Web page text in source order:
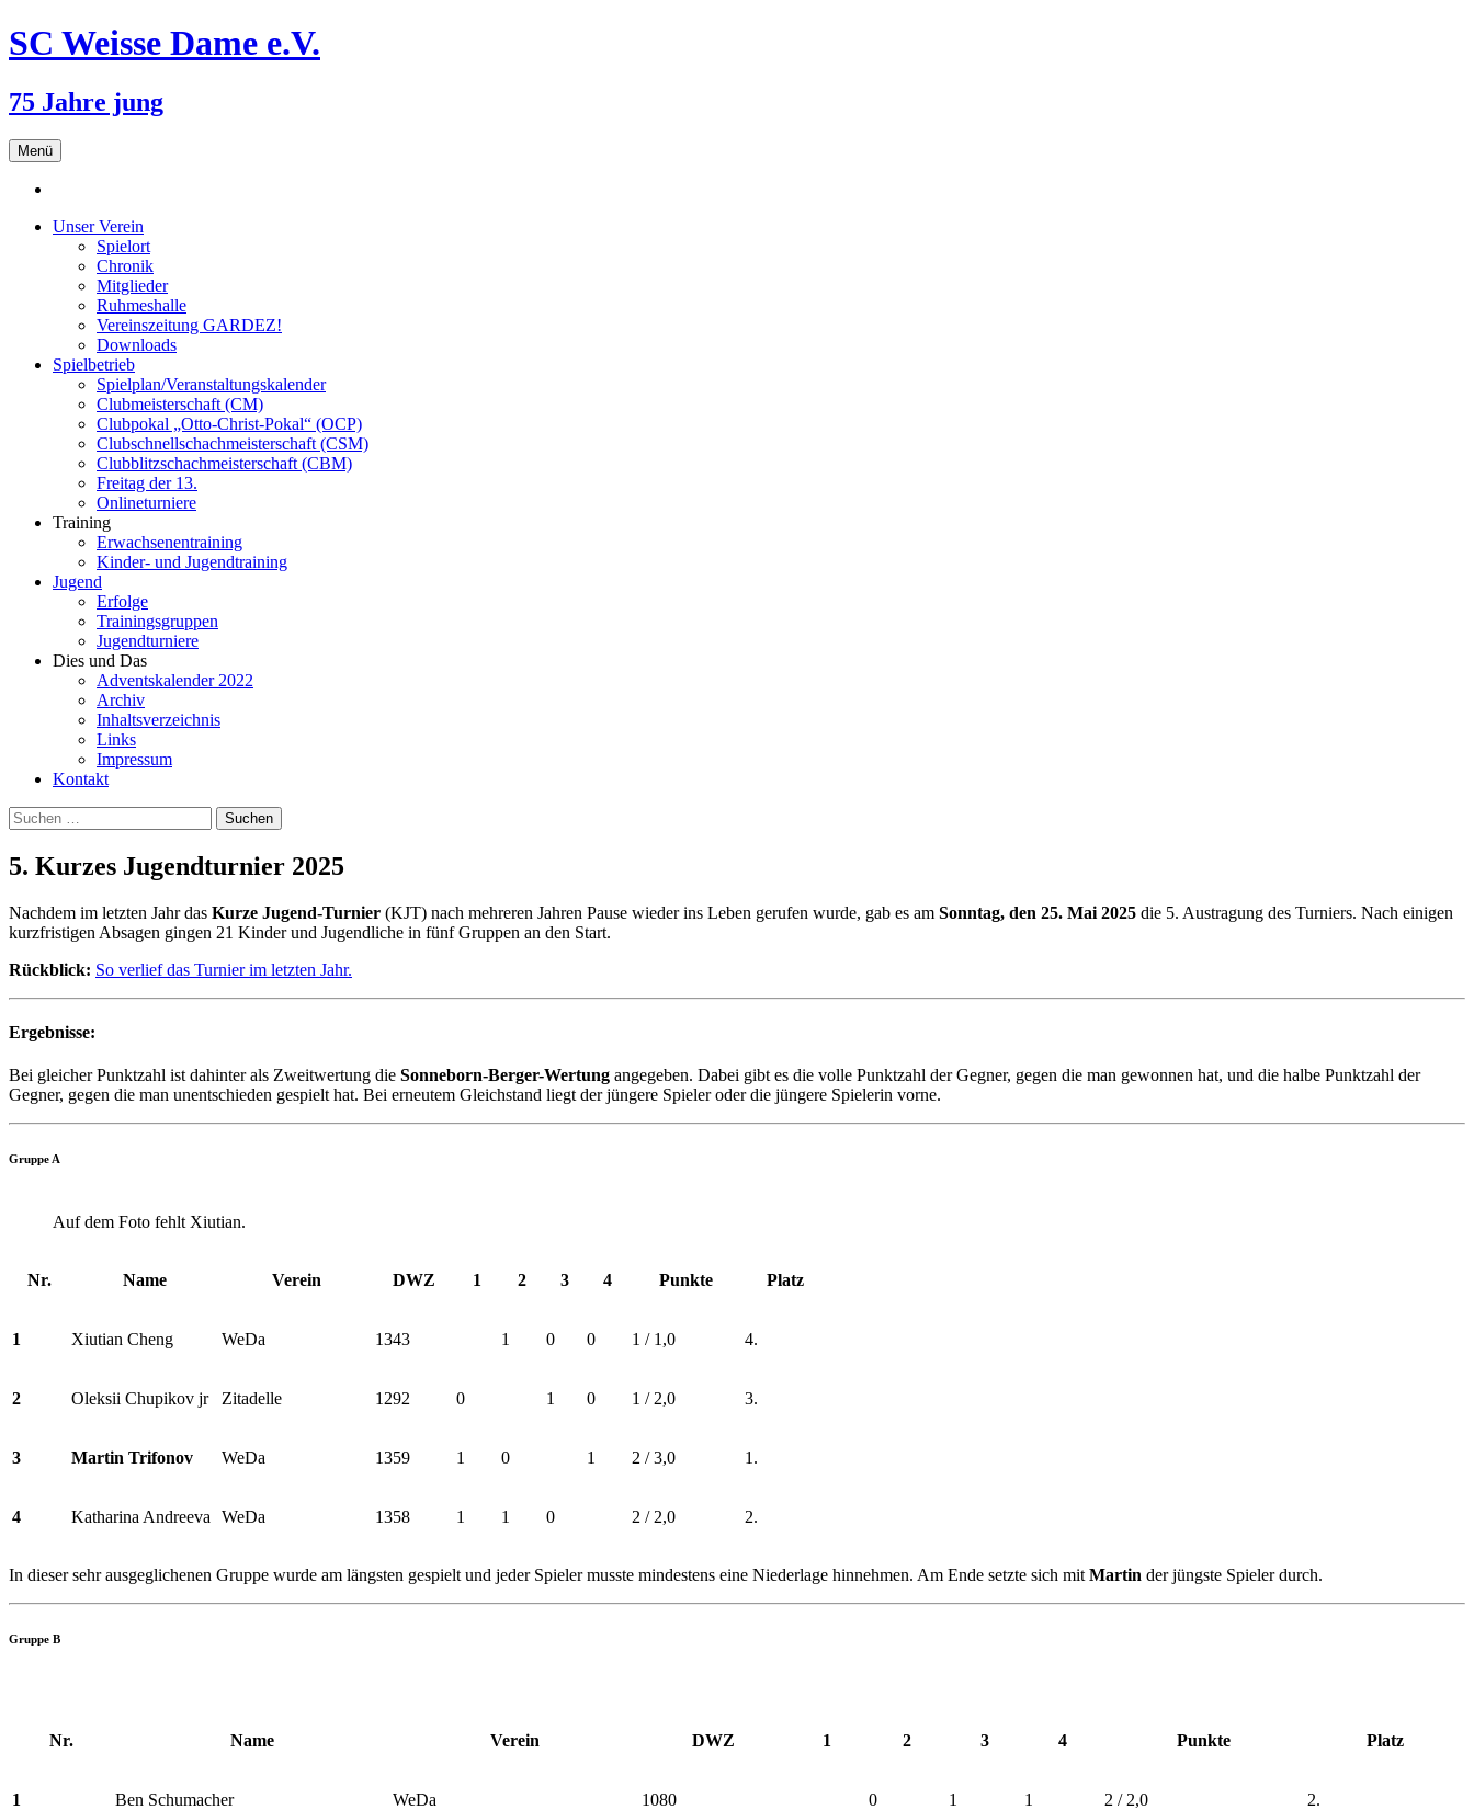
SC Weisse Dame e.V.
75 Jahre jung
Menü Zum
Inhalt
Unser Verein
Spielort
Chronik
Mitglieder
Ruhmeshalle
Vereinszeitung GARDEZ!
Downloads
Spielbetrieb
Spielplan/Veranstaltungskalender
Clubmeisterschaft (CM)
Clubpokal „Otto-Christ-Pokal“ (OCP)
Clubschnellschachmeisterschaft (CSM)
Clubblitzschachmeisterschaft (CBM)
Freitag der 13.
Onlineturniere
Training
Erwachsenentraining
Kinder- und Jugendtraining
Jugend
Erfolge
Trainingsgruppen
Jugendturniere
Dies und Das
Adventskalender 2022
Archiv
Inhaltsverzeichnis
Links
Impressum
Kontakt
Suchen
nach:
5. Kurzes Jugendturnier 2025
Nachdem im letzten Jahr das Kurze Jugend-Turnier (KJT) nach mehreren Jahren Pause wieder ins Leben gerufen wurde, gab es am Sonntag, den 25. Mai 2025 die 5. Austragung des Turniers. Nach einigen
kurzfristigen Absagen gingen 21 Kinder und Jugendliche in fünf Gruppen an den Start.
Rückblick: So verlief das Turnier im letzten Jahr.
Ergebnisse:
Bei gleicher Punktzahl ist dahinter als Zweitwertung die Sonneborn-Berger-Wertung angegeben. Dabei gibt es die volle Punktzahl der Gegner, gegen die man gewonnen hat, und die halbe Punktzahl der
Gegner, gegen die man unentschieden gespielt hat. Bei erneutem Gleichstand liegt der jüngere Spieler oder die jüngere Spielerin vorne.
Gruppe A
Auf dem Foto fehlt Xiutian.
Nr. Name Verein DWZ 1 2 3 4 Punkte Platz
1 Xiutian Cheng WeDa 1343 1 0 0 1 / 1,0 4.
2 Oleksii Chupikov jr Zitadelle 1292 0 1 0 1 / 2,0 3.
3 Martin Trifonov WeDa 1359 1 0 1 2 / 3,0 1.
4 Katharina Andreeva WeDa 1358 1 1 0 2 / 2,0 2.
In dieser sehr ausgeglichenen Gruppe wurde am längsten gespielt und jeder Spieler musste mindestens eine Niederlage hinnehmen. Am Ende setzte sich mit Martin der jüngste Spieler durch.
Gruppe B
Nr. Name Verein DWZ 1 2 3 4 Punkte Platz
1 Ben Schumacher WeDa 1080 0 1 1 2 / 2,0 2.